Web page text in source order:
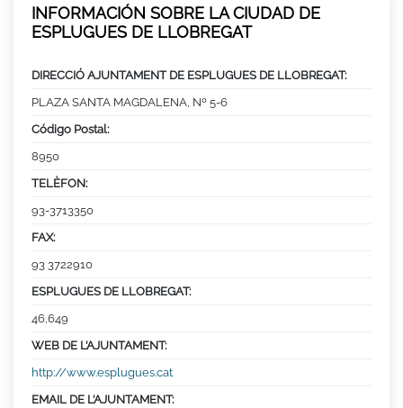
INFORMACIÓN SOBRE LA CIUDAD DE
ESPLUGUES DE LLOBREGAT
DIRECCIÓ AJUNTAMENT DE ESPLUGUES DE LLOBREGAT:
PLAZA SANTA MAGDALENA, Nº 5-6
Código Postal:
8950
TELÈFON:
93-3713350
FAX:
93 3722910
ESPLUGUES DE LLOBREGAT:
46,649
WEB DE L’AJUNTAMENT:
http://www.esplugues.cat
EMAIL DE L’AJUNTAMENT: